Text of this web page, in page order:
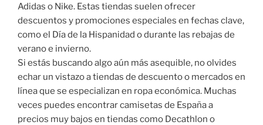
Adidas o Nike. Estas tiendas suelen ofrecer
descuentos y promociones especiales en fechas clave,
como el Día de la Hispanidad o durante las rebajas de
verano e invierno.
Si estás buscando algo aún más asequible, no olvides
echar un vistazo a tiendas de descuento o mercados en
línea que se especializan en ropa económica. Muchas
veces puedes encontrar camisetas de España a
precios muy bajos en tiendas como Decathlon o